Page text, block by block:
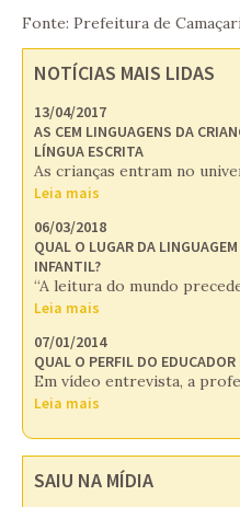
Fonte: Prefeitura de
NOTÍCIAS MAIS LIDAS
13/04/2017
AS CEM LINGUAGENS DA
LÍNGUA ESCRITA
As crianças entram no
Leia mais
06/03/2018
QUAL O LUGAR DA
INFANTIL?
“A leitura do mundo
Leia mais
07/01/2014
QUAL O PERFIL DO
Em vídeo entrevista, a
Leia mais
SAIU NA MÍDIA